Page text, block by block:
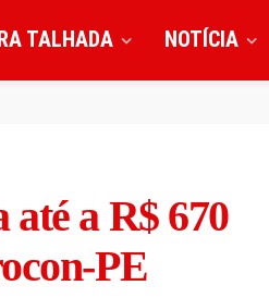
TALHADA NOTÍCIA
até a R$ 670
PE